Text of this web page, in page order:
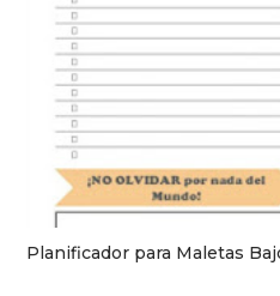
Planificador para Maletas